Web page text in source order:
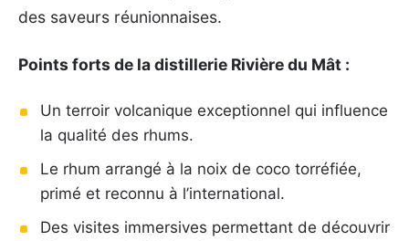
des saveurs réunionnaises.
Points forts de la distillerie Rivière du Mât :
Un terroir volcanique exceptionnel qui influence
la qualité des rhums.
Le rhum arrangé à la noix de coco torréfiée,
primé et reconnu à l’international.
Des visites immersives permettant de découvrir